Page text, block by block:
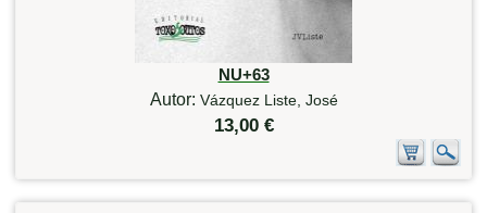
NU+63
Autor: Vázquez Liste, José
13,00 €